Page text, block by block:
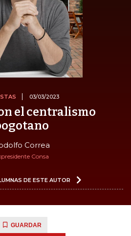
03/03/2023
el centralismo
Correa
Consa
DE ESTE AUTOR
GUARDAR